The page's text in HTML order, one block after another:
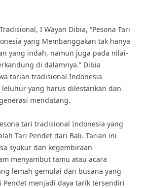
I Wayan Dibia, “Pesona Tari
yang Membanggakan tak hanya
yang indah, namun juga pada nilai-
di dalamnya.” Dibia
tarian tradisional Indonesia
yang harus dilestarikan dan
mendatang.
tari tradisional Indonesia yang
Tari Pendet dari Bali. Tarian ini
syukur dan kegembiraan
menyambut tamu atau acara
lemah gemulai dan busana yang
Pendet menjadi daya tarik tersendiri